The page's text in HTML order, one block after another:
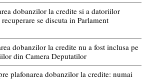
dobanzilor la credite si a datoriilor
se discuta in Parlament
dobanzilor la credite nu a fost inclusa pe
din Camera Deputatilor
plafonarea dobanzilor la credite: numai